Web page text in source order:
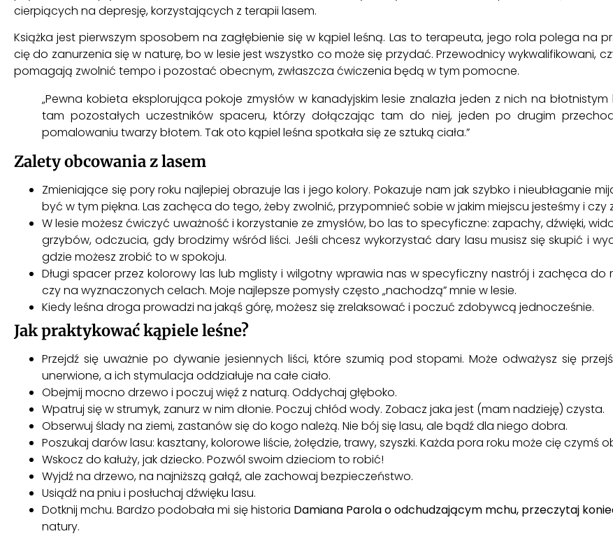
cierpiących na depresję, korzystających z terapii lasem.
Książka jest pierwszym sposobem na zagłębienie się w kąpiel leśną. Las to terapeuta, jego rola polega na
cię do zanurzenia się w naturę, bo w lesie jest wszystko co może się przydać. Przewodnicy wykwalifikowani,
pomagają zwolnić tempo i pozostać obecnym, zwłaszcza ćwiczenia będą w tym pomocne.
„Pewna kobieta eksplorująca pokoje zmysłów w kanadyjskim lesie znalazła jeden z nich na błotnistym
tam pozostałych uczestników spaceru, którzy dołączając tam do niej, jeden po drugim
pomalowaniu twarzy błotem. Tak oto kąpiel leśna spotkała się ze sztuką ciała.”
Zalety obcowania z lasem
Zmieniające się pory roku najlepiej obrazuje las i jego kolory. Pokazuje nam jak szybko i nieubłaganie
być w tym piękna. Las zachęca do tego, żeby zwolnić, przypomnieć sobie w jakim miejscu jesteśmy i czy
W lesie możesz ćwiczyć uważność i korzystanie ze zmysłów, bo las to specyficzne: zapachy, dźwięki,
grzybów, odczucia, gdy brodzimy wśród liści. Jeśli chcesz wykorzystać dary lasu musisz się skupić i
gdzie możesz zrobić to w spokoju.
Długi spacer przez kolorowy las lub mglisty i wilgotny wprawia nas w specyficzny nastrój i zachęca do
czy na wyznaczonych celach. Moje najlepsze pomysły często „nachodzą” mnie w lesie.
Kiedy leśna droga prowadzi na jakąś górę, możesz się zrelaksować i poczuć zdobywcą jednocześnie.
Jak praktykować kąpiele leśne?
Przejdź się uważnie po dywanie jesiennych liści, które szumią pod stopami. Może odważysz się
unerwione, a ich stymulacja oddziałuje na całe ciało.
Obejmij mocno drzewo i poczuj więź z naturą. Oddychaj głęboko.
Wpatruj się w strumyk, zanurz w nim dłonie. Poczuj chłód wody. Zobacz jaka jest (mam nadzieję) czysta.
Obserwuj ślady na ziemi, zastanów się do kogo należą. Nie bój się lasu, ale bądź dla niego dobra.
Poszukaj darów lasu: kasztany, kolorowe liście, żołędzie, trawy, szyszki. Każda pora roku może cię czymś
Wskocz do kałuży, jak dziecko. Pozwól swoim dzieciom to robić!
Wyjdź na drzewo, na najniższą gałąź, ale zachowaj bezpieczeństwo.
Usiądź na pniu i posłuchaj dźwięku lasu.
Dotknij mchu. Bardzo podobała mi się historia Damiana Parola o odchudzającym mchu, przeczytaj
natury.